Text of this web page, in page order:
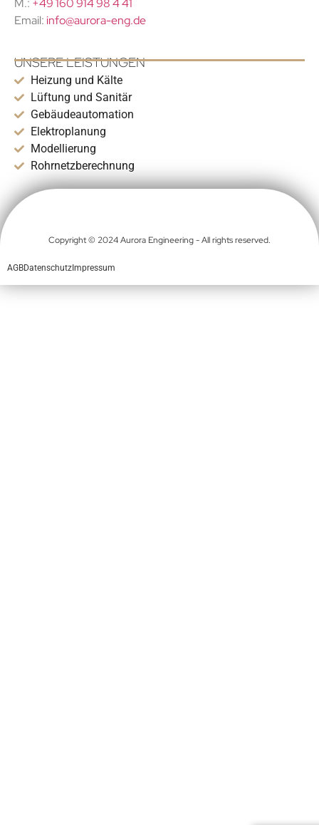
M.: +49 160 914 98 4 41
Email: info@aurora-eng.de
UNSERE LEISTUNGEN
Heizung und Kälte
Lüftung und Sanitär
Gebäudeautomation
Elektroplanung
Modellierung
Rohrnetzberechnung
Copyright © 2024 Aurora Engineering - All rights reserved.
AGBDatenschutz Impressum